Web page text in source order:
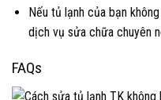
Nếu tủ lạnh của bạn
dịch vụ sửa chữa chuyên
FAQs